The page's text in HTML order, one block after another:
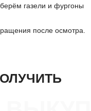
газели и фургоны
после осмотра.